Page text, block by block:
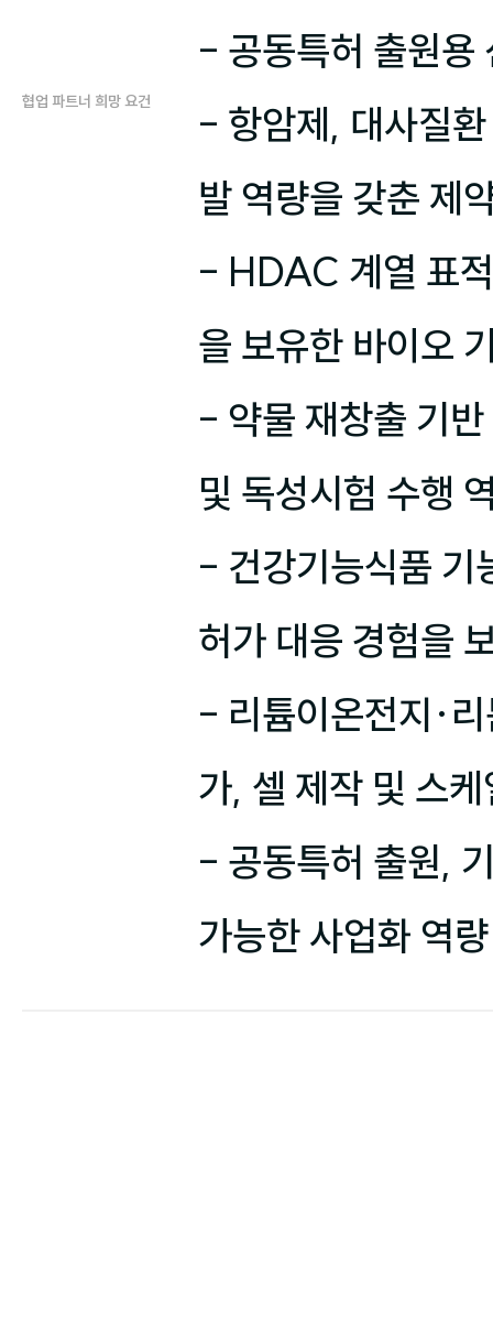
- 공동특허 출원용
협업 파트너 희망 요건
- 항암제, 대사질
발 역량을 갖춘 제
- HDAC 계열 표
을 보유한 바이오
- 약물 재창출 기
및 독성시험 수행
- 건강기능식품 기
허가 대응 경험을
- 리튬이온전지·
가, 셀 제작 및 스
- 공동특허 출원,
가능한 사업화 역